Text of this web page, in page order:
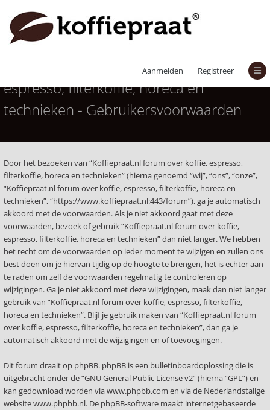
Aanmelden Registreer
Koffiepraat.nl forum over koffie,
espresso, filterkoffie, horeca en
technieken - Gebruikersvoorwaarden
Door het bezoeken van “Koffiepraat.nl forum over koffie, espresso,
filterkoffie, horeca en technieken” (hierna genoemd “wij”, “ons”, “onze”,
“Koffiepraat.nl forum over koffie, espresso, filterkoffie, horeca en
technieken”, “https://www.koffiepraat.nl:443/forum”), ga je automatisch
akkoord met de voorwaarden. Als je niet akkoord gaat met deze
voorwaarden, bezoek of gebruik “Koffiepraat.nl forum over koffie,
espresso, filterkoffie, horeca en technieken” dan niet langer. We hebben
het recht om de voorwaarden op ieder moment te wijzigen en zullen ons
best doen om je hiervan tijdig op de hoogte te brengen, het is echter aan
te raden om zelf de voorwaarden regelmatig te controleren op
wijzigingen. Ga je niet akkoord met deze wijzigingen, maak dan niet langer
gebruik van “Koffiepraat.nl forum over koffie, espresso, filterkoffie,
horeca en technieken”. Blijf je gebruik maken van “Koffiepraat.nl forum
over koffie, espresso, filterkoffie, horeca en technieken”, dan ga je
automatisch akkoord met de wijzigingen en of toevoegingen.
Dit forum draait op phpBB. phpBB is een bulletinboardoplossing die is
uitgebracht onder de “GNU General Public License v2” (hierna “GPL”) en
kan gedownload worden viawww.phpbb.com en via de Nederlandstalige
websitewww.phpbb.nl. De phpBB-software maakt internetgebaseerde